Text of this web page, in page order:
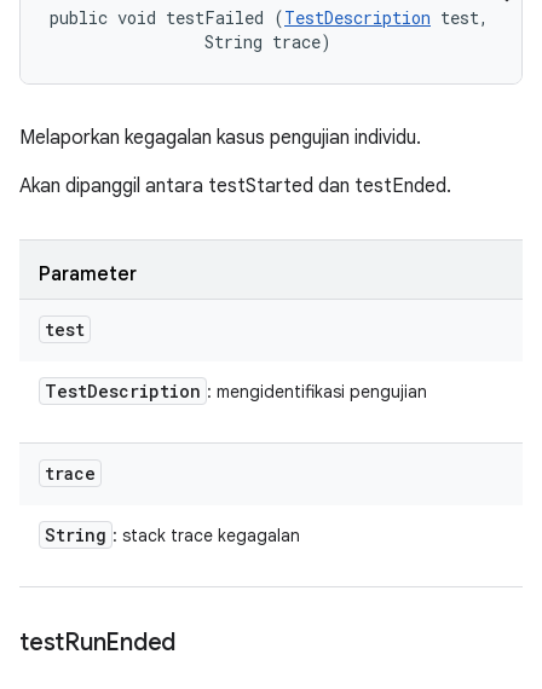
public void testFailed (TestDescription test,
                String trace)
Melaporkan kegagalan kasus pengujian individu.
Akan dipanggil antara testStarted dan testEnded.
Parameter
test
TestDescription : mengidentifikasi pengujian
trace
String : stack trace kegagalan
testRunEnded